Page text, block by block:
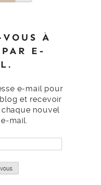
À
E-
e-mail pour
et recevoir
nouvel
mail.